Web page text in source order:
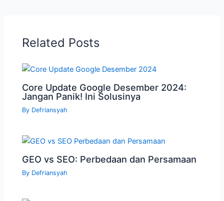
Related Posts
Core Update Google Desember 2024:
Jangan Panik! Ini Solusinya
By Defriansyah
GEO vs SEO: Perbedaan dan Persamaan
By Defriansyah